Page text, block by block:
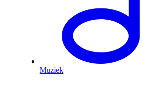
Muziek